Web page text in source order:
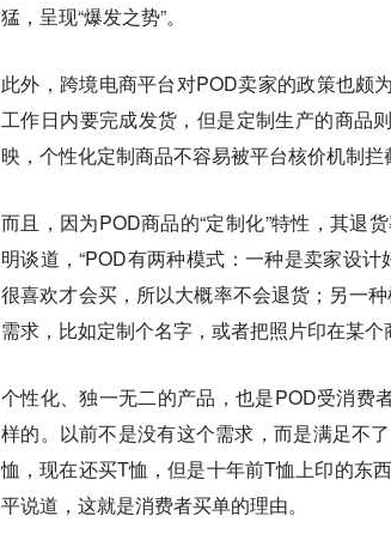
猛，呈现“爆发之势”。
此外，跨境电商平台对POD卖家的政策也颇
工作日内要完成发货，但是定制生产的商品
映，个性化定制商品不容易被平台核价机制拦
而且，因为POD商品的“定制化”特性，其退
明谈道，“POD有两种模式：一种是卖家设
很喜欢才会买，所以大概率不会退货；另一
需求，比如定制个名字，或者把照片印在某
个性化、独一无二的产品，也是POD受消费
样的。以前不是没有这个需求，而是满足不
恤，现在还买T恤，但是十年前T恤上印的东
平说道，这就是消费者买单的理由。